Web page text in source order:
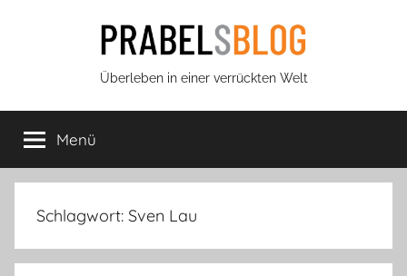
Prabels
Blog
Überleben in einer verrückten Welt
Menü
Schlagwort: Sven Lau